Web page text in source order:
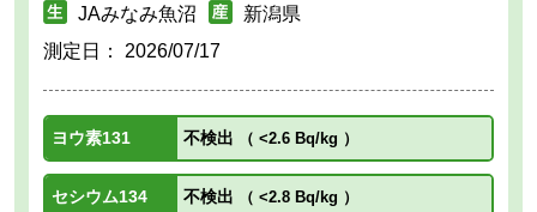
JAみなみ魚沼
新潟県
測定日： 2026/07/17
ヨウ素131 不検出 （ <2.6 Bq/kg ）
セシウム134 不検出 （ <2.8 Bq/kg ）